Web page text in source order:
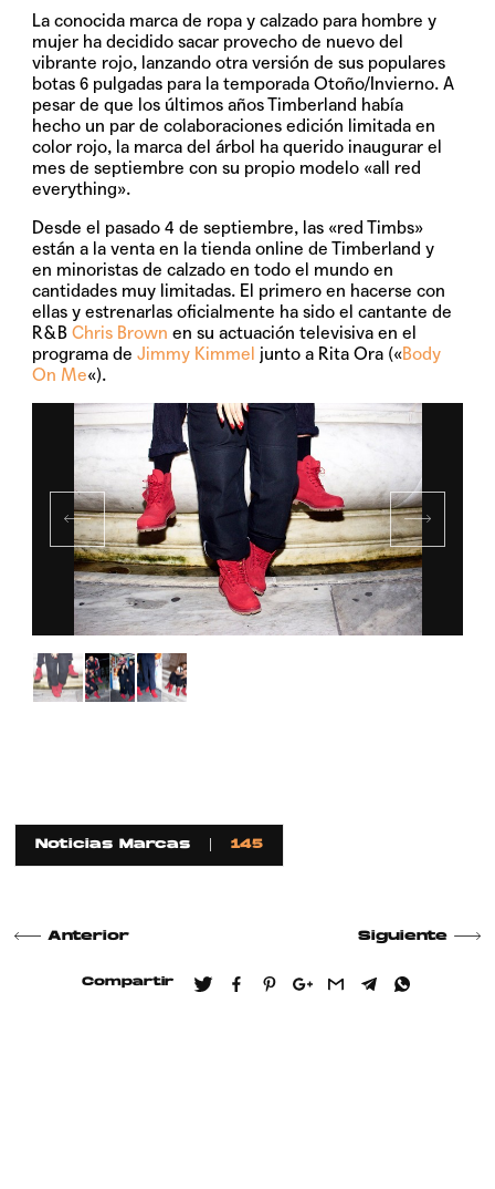
La conocida marca de ropa y calzado para hombre y
mujer ha decidido sacar provecho de nuevo del
vibrante rojo, lanzando otra versión de sus populares
botas 6 pulgadas para la temporada Otoño/Invierno. A
pesar de que los últimos años Timberland había
hecho un par de colaboraciones edición limitada en
color rojo, la marca del árbol ha querido inaugurar el
mes de septiembre con su propio modelo «all red
everything».
Desde el pasado 4 de septiembre, las «red Timbs»
están a la venta en la tienda online de Timberland y
en minoristas de calzado en todo el mundo en
cantidades muy limitadas. El primero en hacerse con
ellas y estrenarlas oficialmente ha sido el cantante de
R&BChris Brown en su actuación televisiva en el
programa deJimmy Kimmel junto a Rita Ora («Body
On Me«).
Noticias Marcas 145
Anterior Siguiente
Compartir